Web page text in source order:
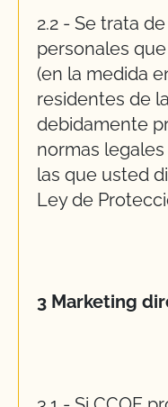
2.2 - Se trata
personales
(en la medida
residentes de
debidamente
normas
las que usted
Ley de
3 Marketing